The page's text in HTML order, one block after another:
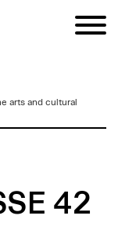
arts and cultural
42